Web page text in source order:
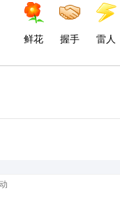
鲜花 握手 雷人